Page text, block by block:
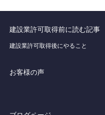
建設業許可取得前に読む記事
建設業許可取得後にやること
お客様の声